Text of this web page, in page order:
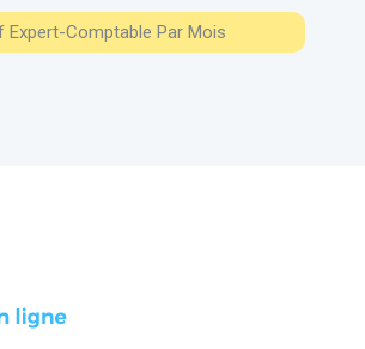
Expert-Comptable Par Mois